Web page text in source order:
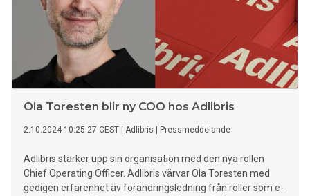
Ola Toresten blir ny COO hos Adlibris
2.10.2024 10:25:27 CEST Adlibris Pressmeddelande
Adlibris stärker upp sin organisation med den nya rollen
Chief Operating Officer. Adlibris värvar Ola Toresten med
gedigen erfarenhet av förändringsledning från roller som e-